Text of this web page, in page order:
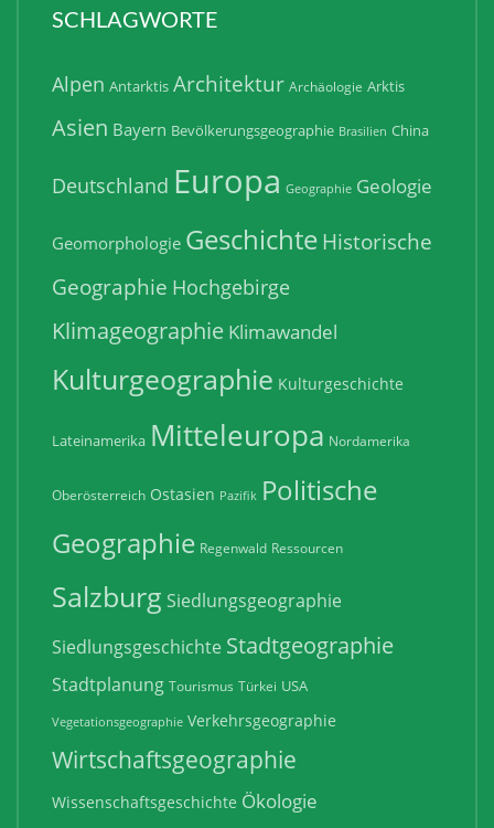
SCHLAGWORTE
Alpen Antarktis Architektur Archäologie Arktis
Asien Bayern Bevölkerungsgeographie Brasilien China
Deutschland Europa Geographie Geologie
Geomorphologie GeschichteHistorische
Geographie Hochgebirge
Klimageographie Klimawandel
Kulturgeographie Kulturgeschichte
Lateinamerika Mitteleuropa Nordamerika
Oberösterreich Ostasien Pazifik Politische
Geographie Regenwald Ressourcen
Salzburg Siedlungsgeographie
Siedlungsgeschichte Stadtgeographie
Stadtplanung Tourismus Türkei USA
Vegetationsgeographie Verkehrsgeographie
Wirtschaftsgeographie
Wissenschaftsgeschichte Ökologie